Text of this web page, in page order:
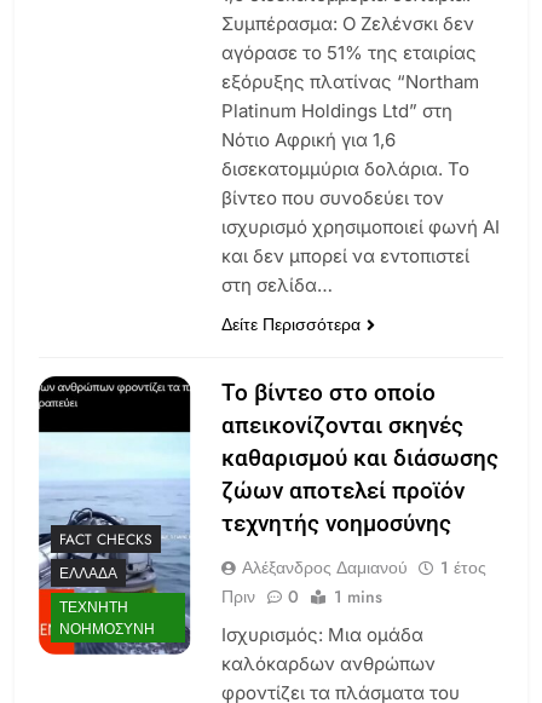
Συμπέρασμα: Ο Ζελένσκι δεν
αγόρασε το 51% της εταιρίας
εξόρυξης πλατίνας “Northam
Platinum Holdings Ltd” στη
Νότιο Αφρική για 1,6
δισεκατομμύρια δολάρια. Το
βίντεο που συνοδεύει τον
ισχυρισμό χρησιμοποιεί φωνή AI
και δεν μπορεί να εντοπιστεί
στη σελίδα…
Δείτε Περισσότερα
FACT CHECKS
ΕΛΛΆΔΑ
ΤΕΧΝΗΤΉ
ΝΟΗΜΟΣΎΝΗ
Το βίντεο στο οποίο
απεικονίζονται σκηνές
καθαρισμού και διάσωσης
ζώων αποτελεί προϊόν
τεχνητής νοημοσύνης
Αλέξανδρος Δαμιανού
1 έτος
Πριν
0 1 mins
Ισχυρισμός: Μια ομάδα
καλόκαρδων ανθρώπων
φροντίζει τα πλάσματα του